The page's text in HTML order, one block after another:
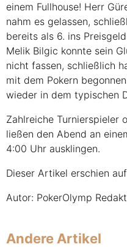
einem Fullhouse! Herr
nahm es gelassen,
bereits als 6. ins
Melik Bilgic konnte sein
nicht fassen, schließlich
mit dem Pokern
wieder in dem typischen
Zahlreiche Turnierspieler
ließen den Abend an
4:00 Uhr ausklingen.
Dieser Artikel erschien
Autor: PokerOlymp
Andere Artikel